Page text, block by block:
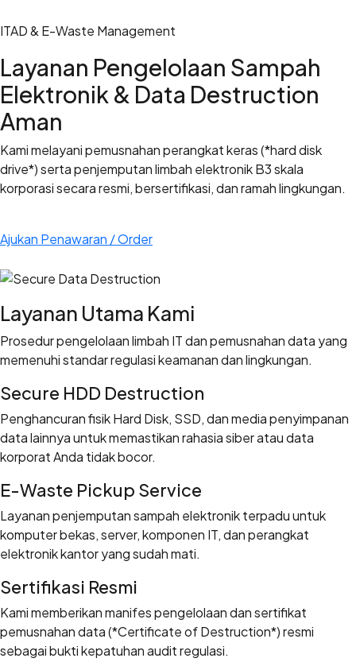
ITAD & E-Waste Management
Layanan Pengelolaan Sampah
Elektronik & Data Destruction
Aman
Kami melayani pemusnahan perangkat keras (*hard disk
drive*) serta penjemputan limbah elektronik B3 skala
korporasi secara resmi, bersertifikasi, dan ramah lingkungan.
Ajukan Penawaran / Order
Layanan Utama Kami
Prosedur pengelolaan limbah IT dan pemusnahan data yang
memenuhi standar regulasi keamanan dan lingkungan.
Secure HDD Destruction
Penghancuran fisik Hard Disk, SSD, dan media penyimpanan
data lainnya untuk memastikan rahasia siber atau data
korporat Anda tidak bocor.
E-Waste Pickup Service
Layanan penjemputan sampah elektronik terpadu untuk
komputer bekas, server, komponen IT, dan perangkat
elektronik kantor yang sudah mati.
Sertifikasi Resmi
Kami memberikan manifes pengelolaan dan sertifikat
pemusnahan data (*Certificate of Destruction*) resmi
sebagai bukti kepatuhan audit regulasi.